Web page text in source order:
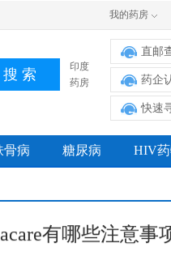
我的药房
印度
药房
直邮
药企
快速
骨病 糖尿病 HIV
有哪些注意事